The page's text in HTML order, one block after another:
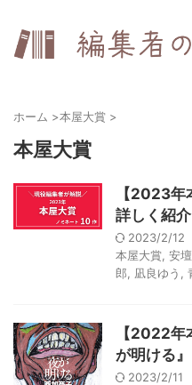
ホーム >本屋大賞 >
本屋大賞
【2023年
詳しく紹介
2023/2/12
本屋大賞 安
郎
凪良ゆう
【2022
が明ける
2023/2/11